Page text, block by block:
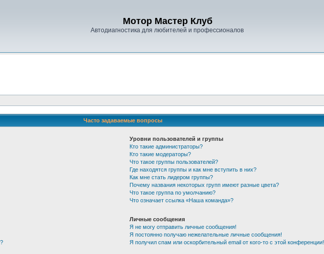
Мотор Мастер Клуб
Автодиагностика для любителей и профессионалов
Часто задаваемые вопросы
Уровни пользователей и группы
Кто такие администраторы?
Кто такие модераторы?
Что такое группы пользователей?
Где находятся группы и как мне вступить в них?
Как мне стать лидером группы?
Почему названия некоторых групп имеют разные цвета?
Что такое группа по умолчанию?
Что означает ссылка «Наша команда»?
Личные сообщения
Я не могу отправить личные сообщения!
Я постоянно получаю нежелательные личные сообщения!
Я получил спам или оскорбительный email от кого-то с этой конференции!